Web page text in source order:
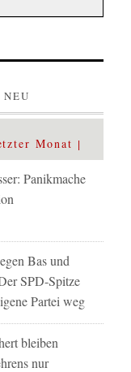
NEU
Monat
Panikmache
Bas und
SPD-Spitze
Partei weg
bleiben
nur